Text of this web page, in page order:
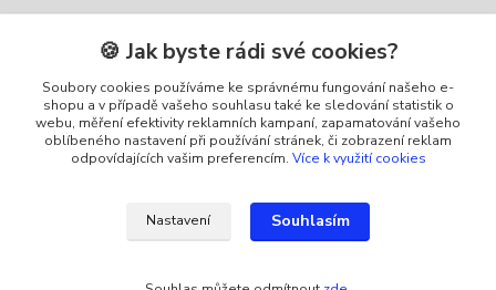
Kontakty
Zákaznická podpora Ellfox
+420 725 430 040
(Po-Pá, 8-16 hod.)
🍪 Jak byste rádi své cookies?
Soubory cookies používáme ke správnému fungování našeho e-
shopu a v případě vašeho souhlasu také ke sledování statistik o
webu, měření efektivity reklamních kampaní, zapamatování vašeho
oblíbeného nastavení při používání stránek, či zobrazení reklam
odpovídajících vašim preferencím. Více k využití cookies
Nastavení Souhlasím